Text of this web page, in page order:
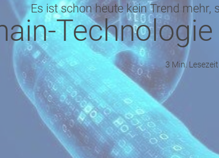
Es ist schon heute kein Trend mehr,
3 Min. Lesezeit